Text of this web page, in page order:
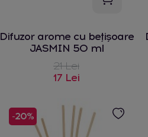
Difuzor arome cu bețișoare
JASMIN 50 ml
21 Lei
17 Lei
-20%